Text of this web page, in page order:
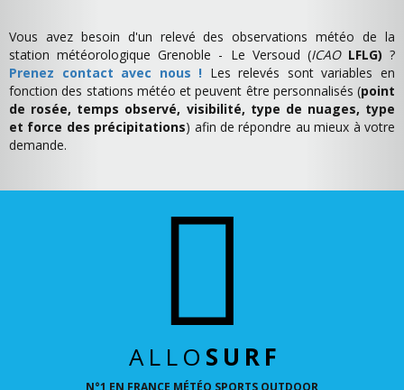
Vous avez besoin d'un relevé des observations météo de la
station météorologique Grenoble - Le Versoud (ICAO LFLG) ?
Prenez contact avec nous ! Les relevés sont variables en
fonction des stations météo et peuvent être personnalisés (point
de rosée, temps observé, visibilité, type de nuages, type
et force des précipitations) afin de répondre au mieux à votre
demande.
ALLO SURF